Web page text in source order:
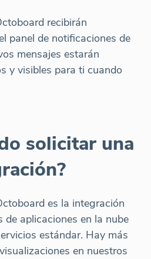
recibirán
panel de notificaciones de
mensajes estarán
y visibles para ti cuando
solicitar una
es la integración
aplicaciones en la nube
estándar. Hay más
en nuestros